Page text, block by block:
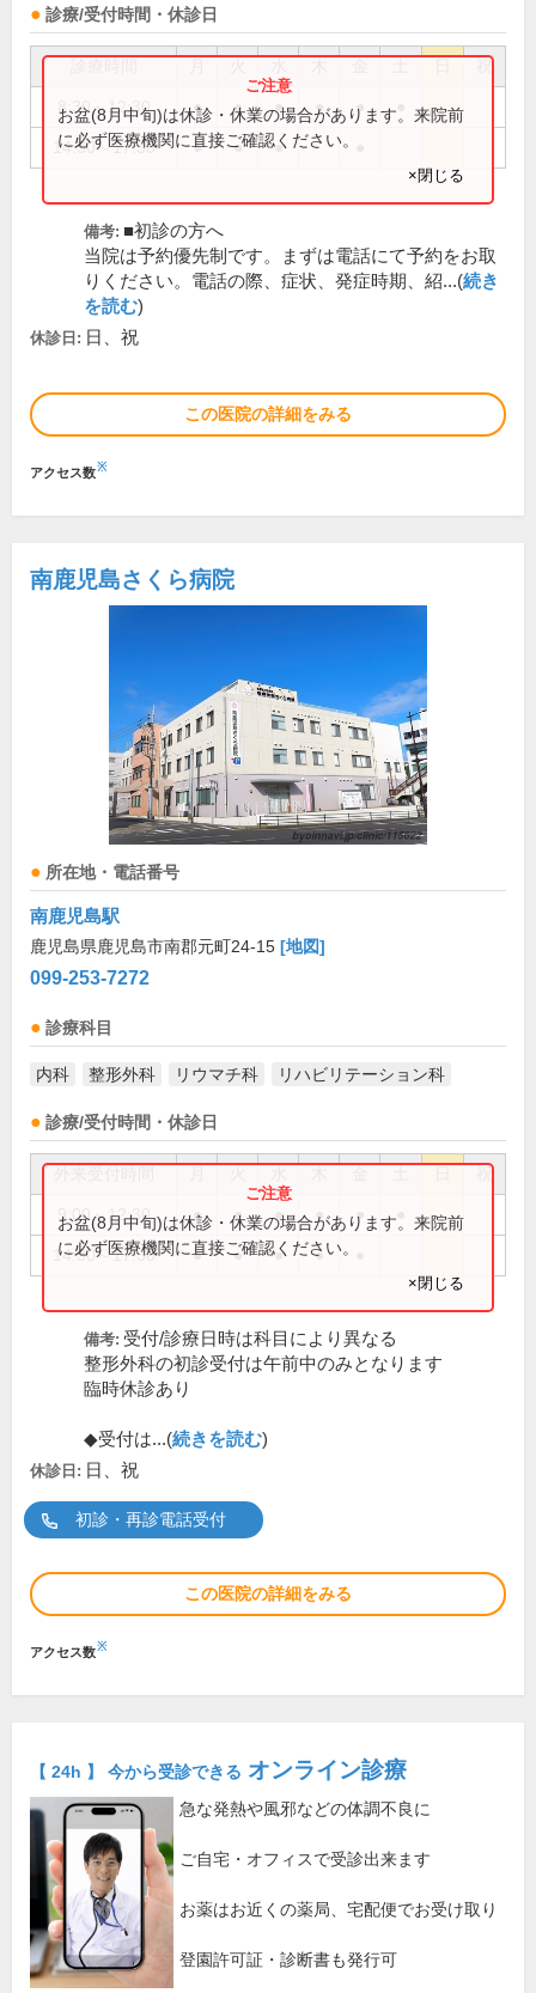
診療/受付時間・休診日
祝
8:30～12:30 ● ● ● ● ●
14:30～17:30 ● ● ●
お盆(8月中旬)は休診・休業の場合があります。来院前
に必ず医療機関に直接ご確認ください。
×閉じる
備考: ■初診の方へ
当院は予約優先制です。まずは電話にて予約をお取
りください。電話の際、症状、発症時期、紹...(続き
を読む)
休診日: 日、祝
この医院の詳細をみる
アクセス数※
南鹿児島さくら病院
所在地・電話番号
南鹿児島駅
鹿児島県鹿児島市南郡元町24-15 [地図]
099-253-7272
診療科目
内科 整形外科 リウマチ科 リハビリテーション科
診療/受付時間・休診日
祝
9:00～12:30 ● ● ● ● ●
14:30～17:30 ● ● ● ●
お盆(8月中旬)は休診・休業の場合があります。来院前
に必ず医療機関に直接ご確認ください。
×閉じる
備考: 受付/診療日時は科目により異なる
整形外科の初診受付は午前中のみとなります
臨時休診あり
◆受付は...(続きを読む)
休診日: 日、祝
初診・再診電話受付
この医院の詳細をみる
アクセス数※
【 24h 】 今から受診できる オンライン診療
急な発熱や風邪などの体調不良に
ご自宅・オフィスで受診出来ます
お薬はお近くの薬局、宅配便でお受け取り
登園許可証・診断書も発行可